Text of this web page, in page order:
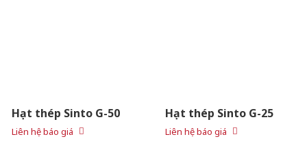
Hạt thép Sinto G-50
Liên hệ báo giá
Hạt thép Sinto G-25
Liên hệ báo giá